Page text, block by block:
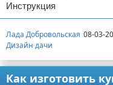
Инструкция
Лада Добровольская 08-03-
Дизайн дачи
Как изготовить